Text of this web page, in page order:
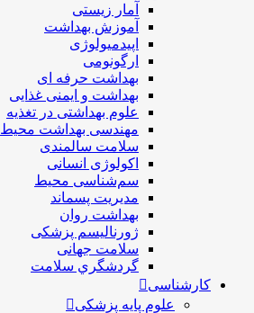
آمار زیستی
آموزش بهداشت
اپیدمیولوژی
ارگونومی
بهداشت حرفه ای
بهداشت و ایمنی غذایی
علوم بهداشتی در تغذیه
مهندسی بهداشت محيط
سلامت سالمندی
اکولوژی انسانی
سم‌شناسی محیط
مدیریت پسماند
بهداشت روان
ژورنالیسم پزشکی
سلامت جهانی
گردشگري سلامت
کارشناسی
علوم پایه پزشکی